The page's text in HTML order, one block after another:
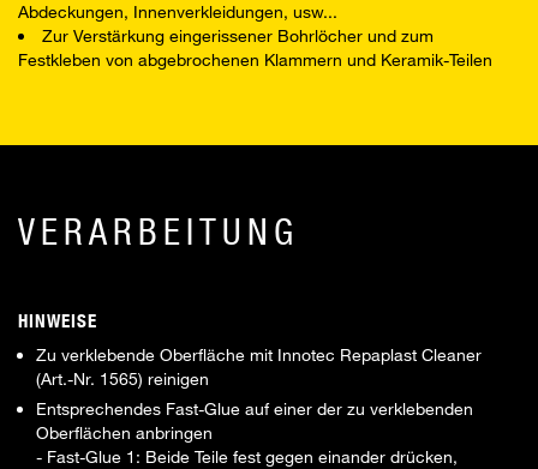
Abdeckungen, Innenverkleidungen, usw...
Zur Verstärkung eingerissener Bohrlöcher und zum
Festkleben von abgebrochenen Klammern und Keramik-Teilen
VERARBEITUNG
HINWEISE
Zu verklebende Oberfläche mit Innotec Repaplast Cleaner
(Art.-Nr. 1565) reinigen
Entsprechendes Fast-Glue auf einer der zu verklebenden
Oberflächen anbringen
- Fast-Glue 1: Beide Teile fest gegen einander drücken,